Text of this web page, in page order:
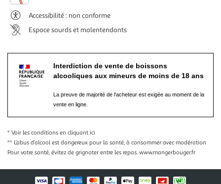
Accessibilité : non conforme
Espace sourds et malentendants
Interdiction de vente de boissons
alcooliques aux mineurs de moins de 18 ans
La preuve de majorité de l'acheteur est exigée au moment de la
vente en ligne.
* Voir les conditions en cliquant ici
** L’abus d’alcool est dangereux pour la santé, à consommer avec modération
Pour votre santé, évitez de grignoter entre les repas. www.mangerbouger.fr